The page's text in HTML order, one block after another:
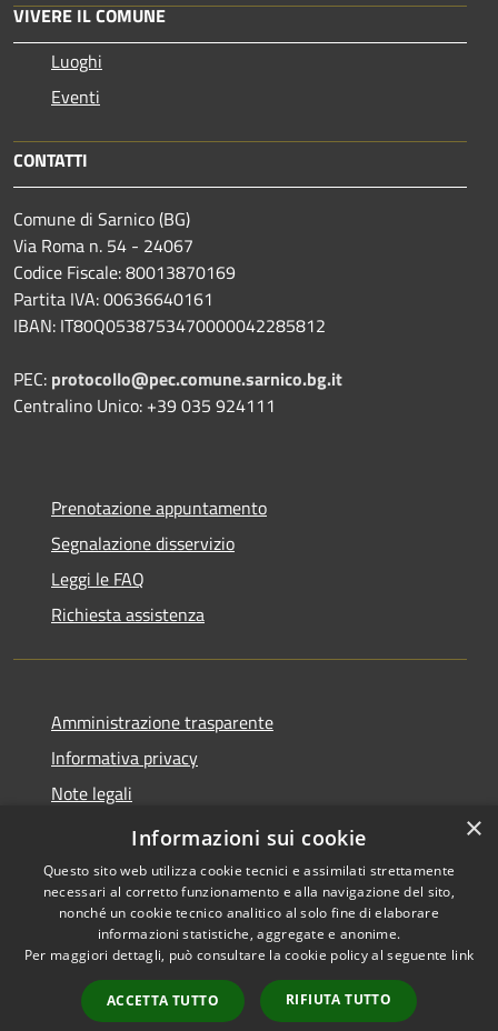
VIVERE IL COMUNE
Luoghi
Eventi
CONTATTI
Comune di Sarnico (BG)
Via Roma n. 54 - 24067
Codice Fiscale: 80013870169
Partita IVA: 00636640161
IBAN: IT80Q0538753470000042285812
PEC: protocollo@pec.comune.sarnico.bg.it
Centralino Unico: +39 035 924111
Prenotazione appuntamento
Segnalazione disservizio
Leggi le FAQ
Richiesta assistenza
Amministrazione trasparente
Informativa privacy
Note legali
Dichiarazione di accessibilità
Accessibilità
Copyright © 2026 • Comune di
Sarnico • Powered by
Municipium•
Accesso
redazione
×
Informazioni sui cookie
Questo sito web utilizza cookie tecnici e assimilati strettamente
necessari al corretto funzionamento e alla navigazione del sito,
nonché un cookie tecnico analitico al solo fine di elaborare
informazioni statistiche, aggregate e anonime.
Per maggiori dettagli, può consultare la cookie policy al seguente link
ACCETTA TUTTO RIFIUTA TUTTO